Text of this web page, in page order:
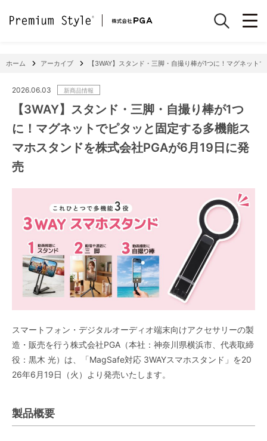
ホーム アーカイブ 【3WAY】スタンド・三脚・自撮り棒が1つに！マグネッ
2026.06.03 新商品情報
【3WAY】スタンド・三脚・自撮り棒が1つ
に！マグネットでピタッと固定する多機能ス
マホスタンドを株式会社PGAが6月19日に発
売
スマートフォン・デジタルオーディオ端末向けアクセサリーの製
造・販売を行う株式会社PGA（本社：神奈川県横浜市、代表取締
役：黒木 光）は、「MagSafe対応 3WAYスマホスタンド」を20
26年6月19日（火）より発売いたします。
製品概要